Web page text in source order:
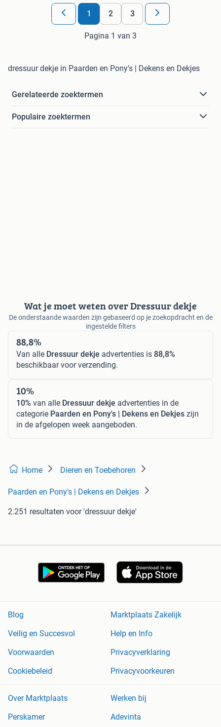
1 2 3
Pagina 1 van 3
dressuur dekje in Paarden en Pony's | Dekens en Dekjes
Gerelateerde zoektermen
Populaire zoektermen
Wat je moet weten over Dressuur dekje
De onderstaande waarden zijn gebaseerd op je zoekopdracht en de
ingestelde filters
88,8%
Van alle Dressuur dekje advertenties is 88,8%
beschikbaar voor verzending.
10%
10% van alle Dressuur dekje advertenties in de
categorie Paarden en Pony's | Dekens en Dekjes zijn
in de afgelopen week aangeboden.
Home Dieren en Toebehoren
Paarden en Pony's | Dekens en Dekjes
2.251 resultaten voor 'dressuur dekje'
Blog
Marktplaats Zakelijk
Veilig en Succesvol
Help en Info
Voorwaarden
Privacyverklaring
Cookiebeleid
Privacyvoorkeuren
Over Marktplaats
Werken bij
Perskamer
Adevinta